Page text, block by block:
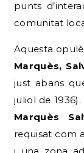
punts
comunitat
Aquesta
Marquès,
just abans
juliol de
Marquès
requisat com